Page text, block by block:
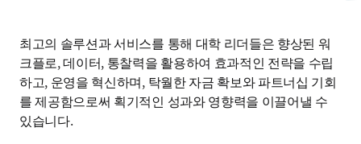
최고의 솔루션과 서비스를 통해 대학 리더들은 향상된 워
크플로, 데이터, 통찰력을 활용하여 효과적인 전략을 수립
하고, 운영을 혁신하며, 탁월한 자금 확보와 파트너십 기회
를 제공함으로써 획기적인 성과와 영향력을 이끌어낼 수
있습니다.